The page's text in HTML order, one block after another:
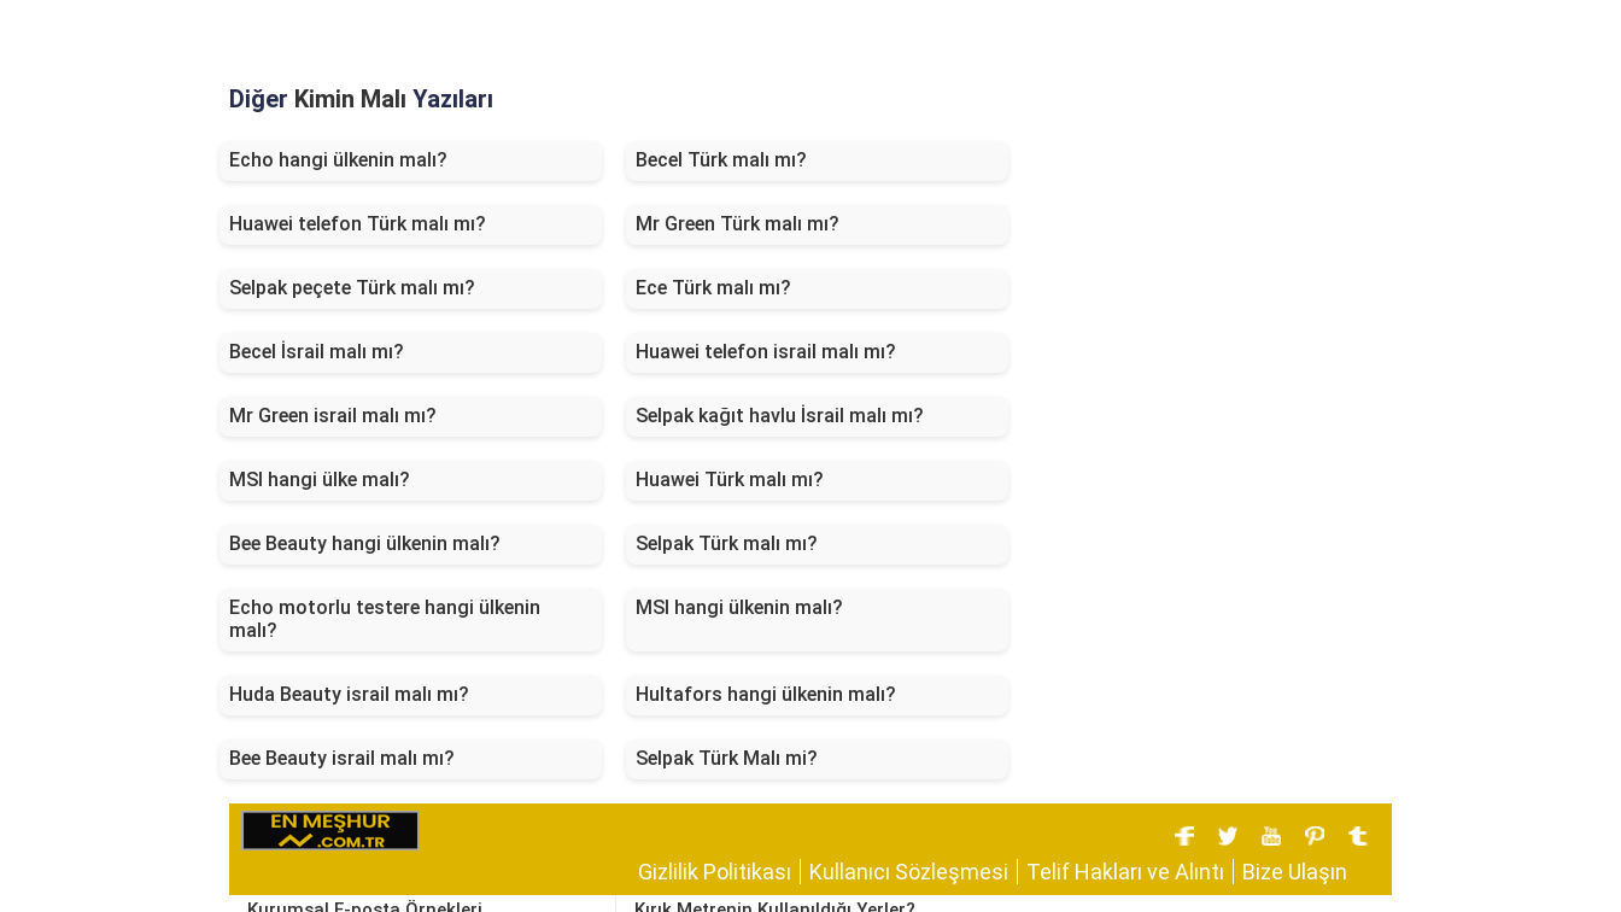
Diğer Kimin Malı Yazıları
Echo hangi ülkenin malı? Becel Türk malı mı?
Huawei telefon Türk malı mı? Mr Green Türk malı mı?
Selpak peçete Türk malı mı? Ece Türk malı mı?
Becel İsrail malı mı? Huawei telefon israil malı mı?
Mr Green israil malı mı? Selpak kağıt havlu İsrail malı mı?
MSI hangi ülke malı? Huawei Türk malı mı?
Bee Beauty hangi ülkenin malı? Selpak Türk malı mı?
Echo motorlu testere hangi ülkenin
malı?
MSI hangi ülkenin malı?
Huda Beauty israil malı mı? Hultafors hangi ülkenin malı?
Bee Beauty israil malı mı? Selpak Türk Malı mi?
Gizlilik Politikası Kullanıcı Sözleşmesi Telif Hakları ve Alıntı Bize Ulaşın